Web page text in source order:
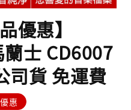
優惠】
士 CD6007
司貨 免運費
優惠